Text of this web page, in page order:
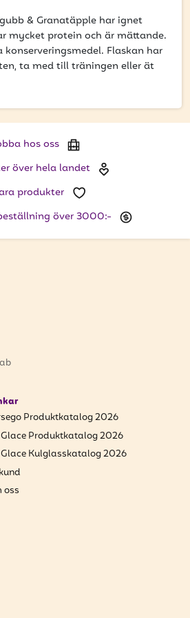
nedan för att ta del av våra
& Granatäpple har ignet
mycket protein och är mättande.
Flaskan har
ta med till träningen eller ät
hos oss
över hela landet
produkter
över 3000:-
Produktkatalog 2026
Glace Produktkatalog 2026
Glace Kulglasskatalog 2026
oss